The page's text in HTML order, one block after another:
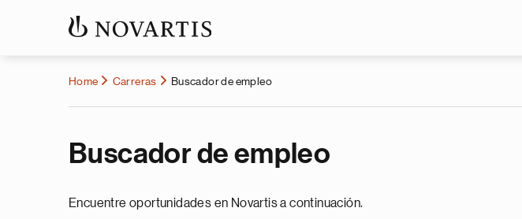
Home Carreras Buscador de empleo
Buscador de empleo
Encuentre oportunidades en Novartis a continuación.